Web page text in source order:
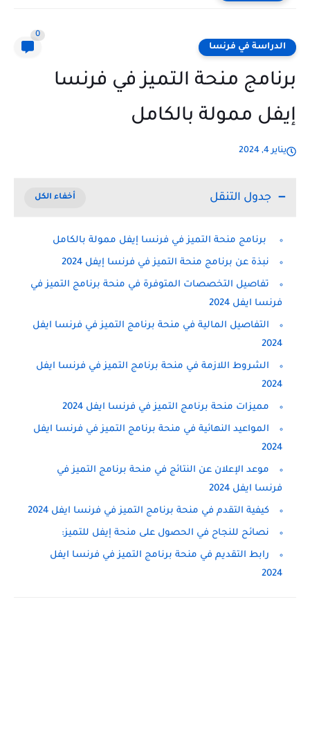
الدراسة في فرنسا
0
برنامج منحة التميز في فرنسا
إيفل ممولة بالكامل
يناير 4, 2024
جدول التنقل
برنامج منحة التميز في فرنسا إيفل ممولة بالكامل
نبذة عن برنامج منحة التميز في فرنسا إيفل 2024
تفاصيل التخصصات المتوفرة في منحة برنامج التميز في
فرنسا ايفل 2024
التفاصيل المالية في منحة برنامج التميز في فرنسا ايفل
2024
الشروط اللازمة في منحة برنامج التميز في فرنسا ايفل
2024
مميزات منحة برنامج التميز في فرنسا ايفل 2024
المواعيد النهائية في منحة برنامج التميز في فرنسا ايفل
2024
موعد الإعلان عن النتائج في منحة برنامج التميز في
فرنسا ايفل 2024
كيفية التقدم في منحة برنامج التميز في فرنسا ايفل 2024
نصائح للنجاح في الحصول على منحة إيفل للتميز:
رابط التقديم في منحة برنامج التميز في فرنسا ايفل
2024